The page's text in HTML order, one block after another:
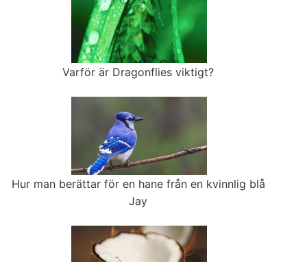
Varför är Dragonflies viktigt?
Hur man berättar för en hane från en kvinnlig blå
Jay